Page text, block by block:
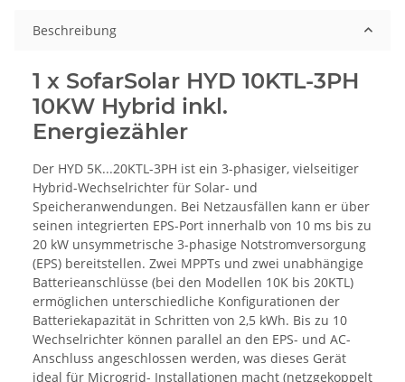
Beschreibung
1 x SofarSolar HYD 10KTL-3PH
10KW Hybrid inkl.
Energiezähler
Der HYD 5K...20KTL-3PH ist ein 3-phasiger, vielseitiger
Hybrid-Wechselrichter für Solar- und
Speicheranwendungen. Bei Netzausfällen kann er über
seinen integrierten EPS-Port innerhalb von 10 ms bis zu
20 kW unsymmetrische 3-phasige Notstromversorgung
(EPS) bereitstellen. Zwei MPPTs und zwei unabhängige
Batterieanschlüsse (bei den Modellen 10K bis 20KTL)
ermöglichen unterschiedliche Konfigurationen der
Batteriekapazität in Schritten von 2,5 kWh. Bis zu 10
Wechselrichter können parallel an den EPS- und AC-
Anschluss angeschlossen werden, was dieses Gerät
ideal für Microgrid- Installationen macht (netzgekoppelt